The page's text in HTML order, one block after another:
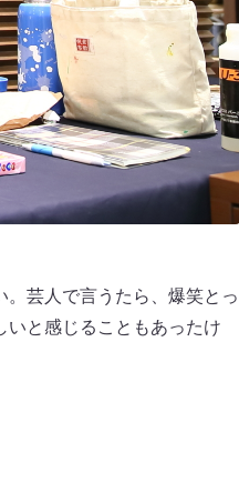
。芸人で言うたら、爆笑とっ
いと感じることもあったけ